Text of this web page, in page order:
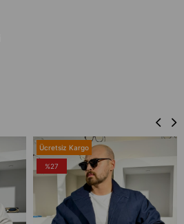
Ücretsiz Kargo
%27